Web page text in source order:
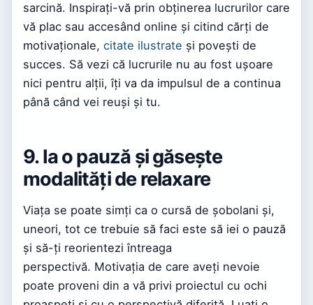
sarcină. Inspirați-vă prin obținerea lucrurilor care
vă plac sau accesând online și citind cărți de
motivaționale, citate ilustrate și povești de
succes. Să vezi că lucrurile nu au fost ușoare
nici pentru alții, îți va da impulsul de a continua
până când vei reuși și tu.
9. Ia o pauză și găsește
modalități de relaxare
Viața se poate simți ca o cursă de șobolani și,
uneori, tot ce trebuie să faci este să iei o pauză
și să-ți reorientezi întreaga
perspectivă. Motivația de care aveți nevoie
poate proveni din a vă privi proiectul cu ochi